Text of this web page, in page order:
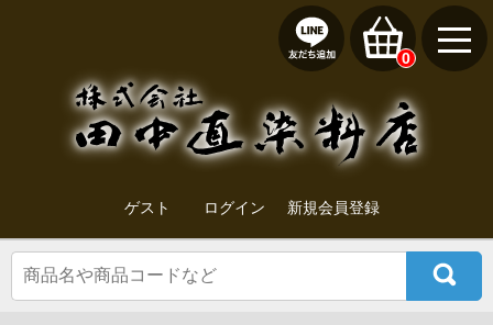
ゲスト ログイン 新規会員登録
0